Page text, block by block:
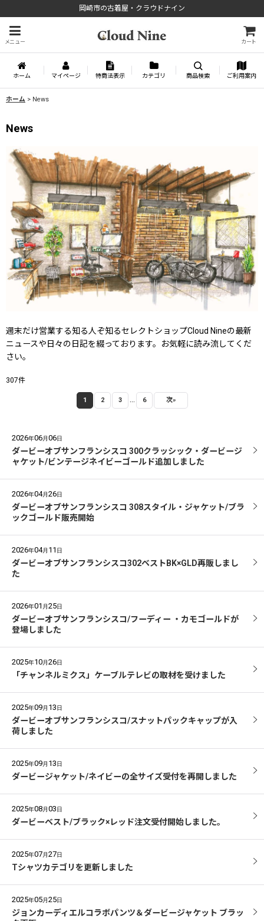
岡崎市の古着屋・クラウドナイン
メニュー カート
ホーム マイページ 特商法表示 カテゴリ 商品検索 ご利用案内
ホーム > News
News
週末だけ営業する知る人ぞ知るセレクトショップCloud Nineの最新
ニュースや日々の日記を綴っております。お気軽に読み流してくだ
さい。
307件
1 2 3 6 次»
2026年06月06日
ダービーオブサンフランシスコ 300クラッシック・ダービージ
ャケット/ビンテージネイビーゴールド追加しました
2026年04月26日
ダービーオブサンフランシスコ 308スタイル・ジャケット/ブラ
ックゴールド販売開始
2026年04月 11 日
ダービーオブサンフランシスコ302ベストBK×GLD再販しまし
た
2026年01 月25日
ダービーオブサンフランシスコ/フーディー ・カモゴールドが
登場しました
2025年10月26日
「チャンネルミクス」ケーブルテレビの取材を受けました
2025年09月 13日
ダービーオブサンフランシスコ/スナットパックキャップが入
荷しました
2025年09月 13日
ダービージャケット/ネイビーの全サイズ受付を再開しました
2025年08月03日
ダービーベスト/ブラック×レッド注文受付開始しました。
2025年07月27日
Tシャツカテゴリを更新しました
2025年05月25日
ジョンカーディエルコラボパンツ＆ダービージャケット ブラッ